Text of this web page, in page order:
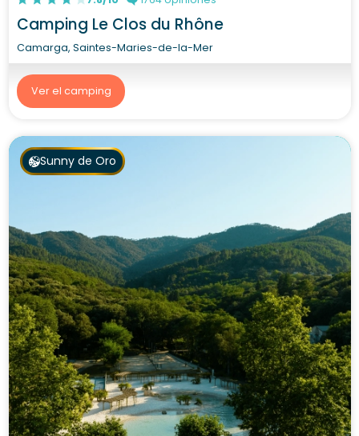
Camping Le Clos du Rhône
Camarga, Saintes-Maries-de-la-Mer
Ver el camping
Sunny de Oro